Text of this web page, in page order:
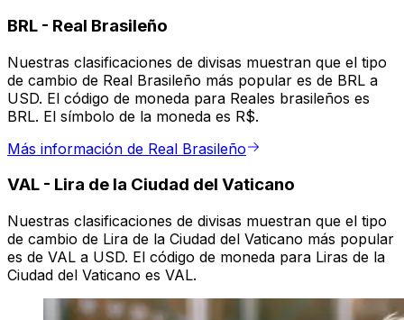
BRL - Real Brasileño
Nuestras clasificaciones de divisas muestran que el tipo
de cambio de Real Brasileño más popular es de BRL a
USD. El código de moneda para Reales brasileños es
BRL. El símbolo de la moneda es R$.
Más información de Real Brasileño
VAL - Lira de la Ciudad del Vaticano
Nuestras clasificaciones de divisas muestran que el tipo
de cambio de Lira de la Ciudad del Vaticano más popular
es de VAL a USD. El código de moneda para Liras de la
Ciudad del Vaticano es VAL.